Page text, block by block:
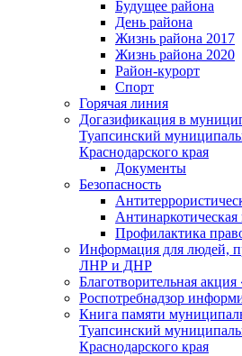
Будущее района
День района
Жизнь района 2017
Жизнь района 2020
Район-курорт
Спорт
Горячая линия
Догазификация в
Туапсинский
Краснодарского края
Документы
Безопасность
Антинаркотическая
Профилактика
Информация для людей,
ЛНР и ДНР
Благотворительная
Роспотребнадзор
Книга памяти
Туапсинский
Краснодарского края